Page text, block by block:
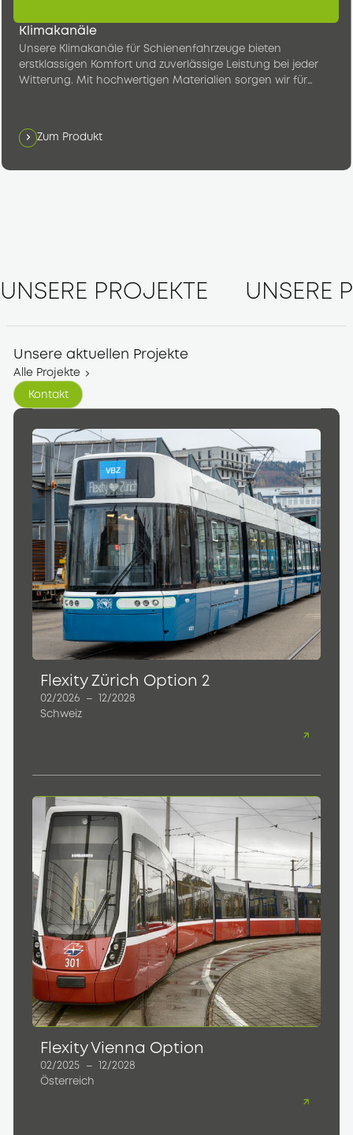
Klimakanäle
Unsere Klimakanäle für Schienenfahrzeuge bieten
erstklassigen Komfort und zuverlässige Leistung bei jeder
Witterung. Mit hochwertigen Materialien sorgen wir für
Zum Produkt
UNSERE PROJEKTE UNSERE
Unsere aktuellen Projekte
Alle Projekte
Kontakt
Kontakt
Flexity Zürich Option 2
02/2026 –
12/2028
Schweiz
Flexity Vienna Option
02/2025 –
12/2028
Österreich